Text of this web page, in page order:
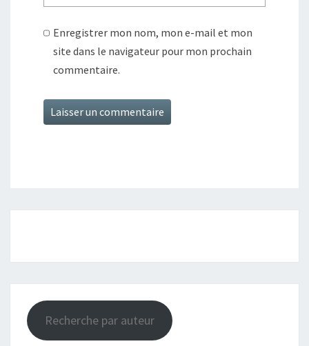
Enregistrer mon nom, mon e-mail et mon
site dans le navigateur pour mon prochain
commentaire.
Recherche par auteur